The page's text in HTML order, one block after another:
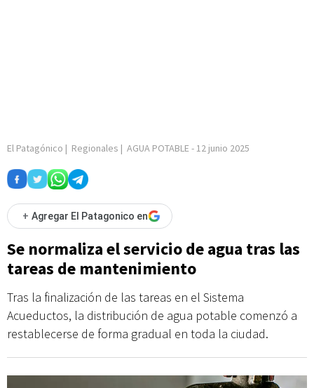
El Patagónico | Regionales | AGUA POTABLE- 12 junio 2025
+ Agregar El Patagonico en
Se normaliza el servicio de agua tras las
tareas de mantenimiento
Tras la finalización de las tareas en el Sistema
Acueductos, la distribución de agua potable comenzó a
restablecerse de forma gradual en toda la ciudad.